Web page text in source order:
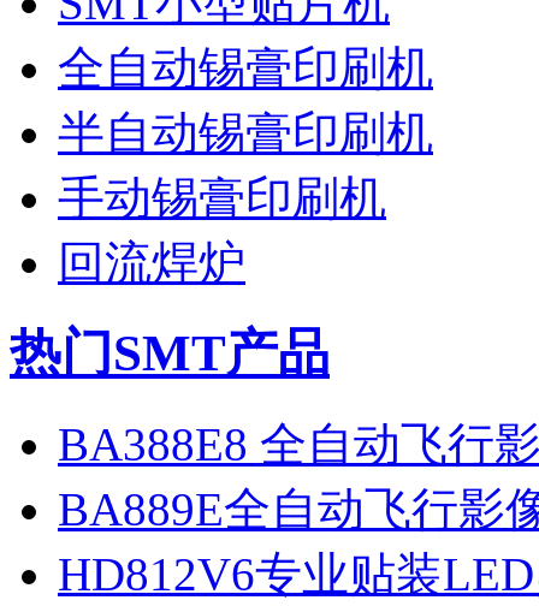
全自动锡膏印刷机
半自动锡膏印刷机
手动锡膏印刷机
回流焊炉
热门SMT产品
BA388E8 全自动飞行
BA889E全自动飞行影
HD812V6专业贴装